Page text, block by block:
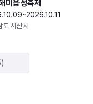
미읍성축제
도 서산시